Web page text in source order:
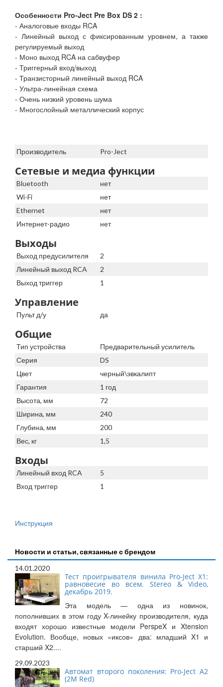
Особенности Pro-Ject Pre Box DS 2 :
- Аналоговые входы RCA
- Линейный выход с фиксированным уровнем, а также
регулируемый выход
- Моно выход RCA на сабвуфер
- Триггерный вход/выход
- Транзисторный линейный выход RCA
- Ультра-линейная схема
- Очень низкий уровень шума
- Многослойный металлический корпус
Производитель Pro-Ject
Сетевые и медиа функции
Bluetooth
нет
Wi-Fi
нет
Ethernet
нет
Интернет-радио
нет
Выходы
Выход предусилителя
2
Линейный выход RCA
2
Выход триггер
1
Управление
Пульт д/у да
Общие
Тип устройства
Предварительный усилитель
Серия
DS
Цвет
черный\эвкалипт
Гарантия
1 год
Высота, мм
72
Ширина, мм
240
Глубина, мм
200
Вес, кг
1,5
Входы
Линейный вход RCA
5
Вход триггер
1
Инструкция
Новости и статьи, связанные с брендом
14.01.2020
Тест проигрывателя винила Pro-Ject X1:
равновесие во всем. Stereo & Video,
декабрь 2019.
Эта модель — одна из новинок,
пополнивших в этом году X-линейку производителя, куда
входят хорошо известные модели PerspeX и Xtension
Evolution. Вообще, новых «иксов» два: младший X1 и
старший X2....
29.09.2023
Автомат второго поколения: Pro-Ject A2
(2M Red)